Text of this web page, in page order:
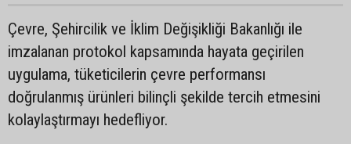
Çevre, Şehircilik ve İklim Değişikliği Bakanlığı ile
imzalanan protokol kapsamında hayata geçirilen
uygulama, tüketicilerin çevre performansı
doğrulanmış ürünleri bilinçli şekilde tercih etmesini
kolaylaştırmayı hedefliyor.